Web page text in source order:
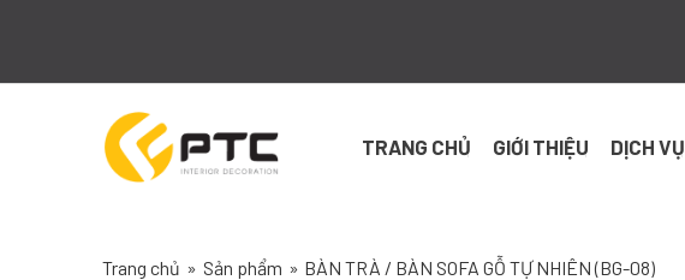
TRANG CHỦ GIỚI THIỆU DỊCH VỤ
Trang chủ » Sản phẩm » BÀN TRÀ / BÀN SOFA GỖ TỰ NHIÊN (BG-08)